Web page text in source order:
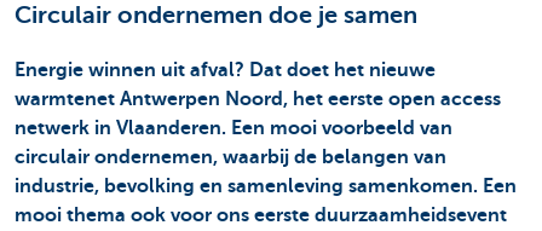
Circulair ondernemen doe je samen
Energie winnen uit afval? Dat doet het nieuwe
warmtenet Antwerpen Noord, het eerste open access
netwerk in Vlaanderen. Een mooi voorbeeld van
circulair ondernemen, waarbij de belangen van
industrie, bevolking en samenleving samenkomen. Een
mooi thema ook voor ons eerste duurzaamheidsevent